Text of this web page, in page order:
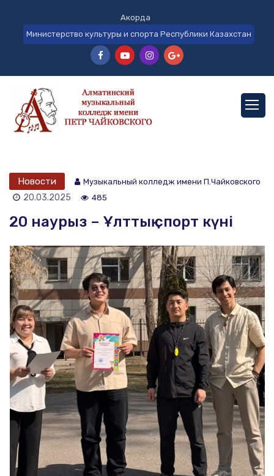
Акорда
Министерство культуры и спорта Республики Казахстан
Новости Музыкальный колледж имени П.Чайковского
20.03.2025 485
20 наурыз – Ұлттық спорт күні